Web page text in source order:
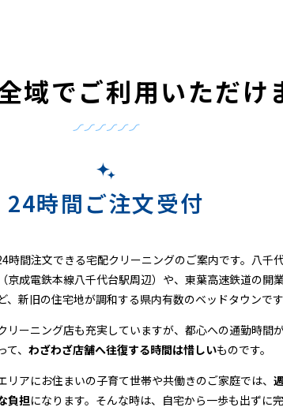
域でご利用いただけ
24時間ご注文受付
時間注文できる宅配クリーニングのご案内です。八千
京成電鉄本線八千代台駅周辺）や、東葉高速鉄道の開
、新旧の住宅地が調和する県内有数のベッドタウンで
リーニング店も充実していますが、都心への通勤時間
、 わざわざ店舗へ往復する時間は惜しいものです。
アにお住まいの子育て世帯や共働きのご家庭では、
負担になります。そんな時は、自宅から一歩も出ずに